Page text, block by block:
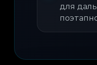
для